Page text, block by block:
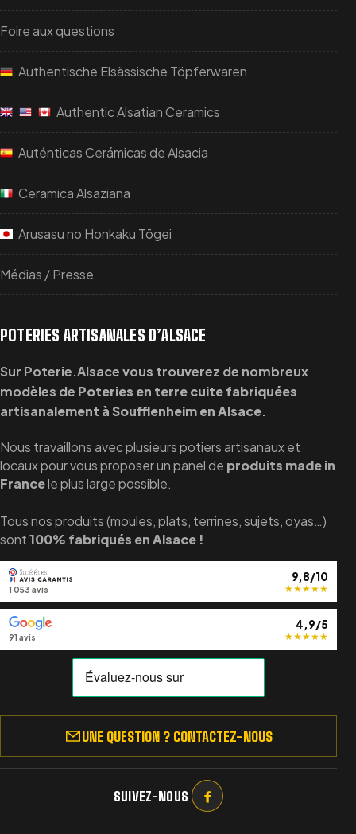
Foire aux questions
Authentische Elsässische Töpferwaren
Authentic Alsatian Ceramics
Auténticas Cerámicas de Alsacia
Ceramica Alsaziana
Arusasu no Honkaku Tōgei
Médias / Presse
POTERIES ARTISANALES D’ALSACE
Sur Poterie.Alsace vous trouverez de nombreux
modèles de Poteries en terre cuite fabriquées
artisanalement à Soufflenheim en Alsace.
Nous travaillons avec plusieurs potiers artisanaux et
locaux pour vous proposer un panel de produits made in
Francele plus large possible.
Tous nos produits (moules, plats, terrines, sujets, oyas…)
sont100% fabriqués en Alsace !
9,8/10
★★★★★
1 053 avis
4,9/5
★★★★★
91 avis
UNE QUESTION ? CONTACTEZ-NOUS
SUIVEZ-NOUS